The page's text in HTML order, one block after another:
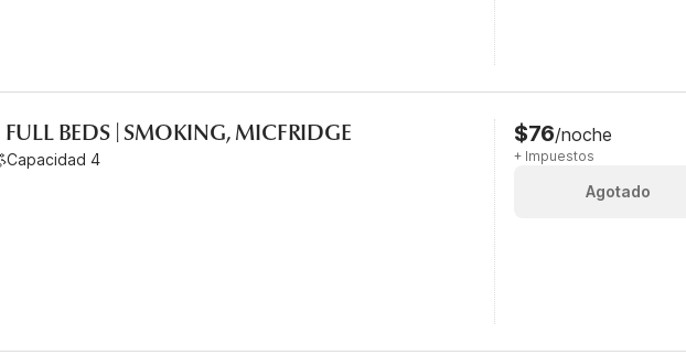
FULL BEDS | SMOKING, MICFRIDGE
Capacidad 4
$76/noche
+ Impuestos
Agotado